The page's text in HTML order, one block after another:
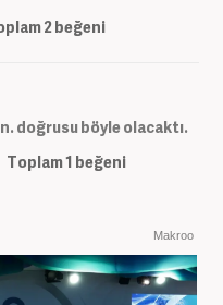
2 beğeni
doğrusu böyle olacaktı.
Toplam1 beğeni
Makroo